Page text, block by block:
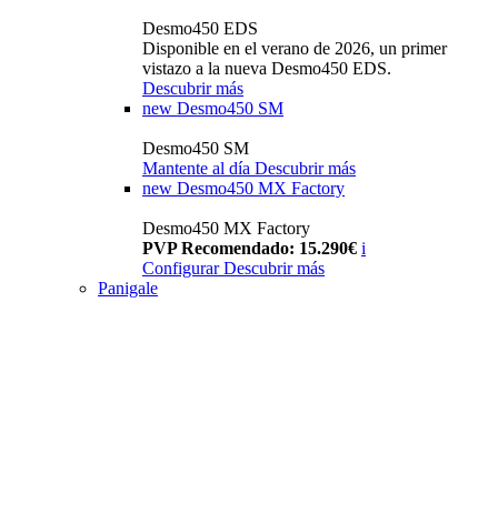
Desmo450 EDS
Disponible en el verano de 2026, un primer
vistazo a la nueva Desmo450 EDS.
Descubrir más
new Desmo450 SM
Desmo450 SM
Mantente al día Descubrir más
new Desmo450 MX Factory
Desmo450 MX Factory
PVP Recomendado: 15.290€ i
Configurar Descubrir más
Panigale